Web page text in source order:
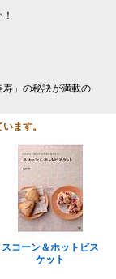
」の秘訣が満載の
ます。
スコーン＆ホットビス
ケット